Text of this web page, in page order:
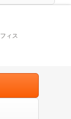
ィス